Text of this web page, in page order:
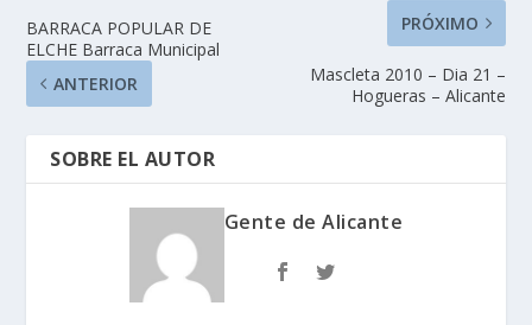
BARRACA POPULAR DE
ELCHE Barraca Municipal
ANTERIOR
PRÓXIMO
Mascleta 2010 – Dia 21 –
Hogueras – Alicante
SOBRE EL AUTOR
Gente de Alicante